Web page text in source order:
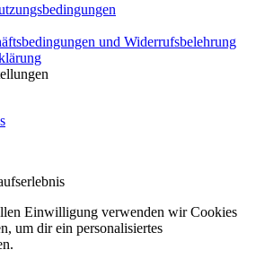
und Widerrufsbelehrung
Einwilligung verwenden wir Cookies
um dir ein personalisiertes